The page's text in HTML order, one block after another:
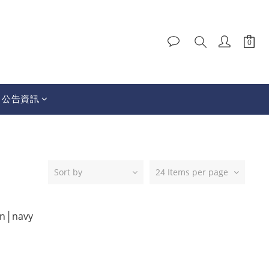
告資訊
Sort by 24 Items per page